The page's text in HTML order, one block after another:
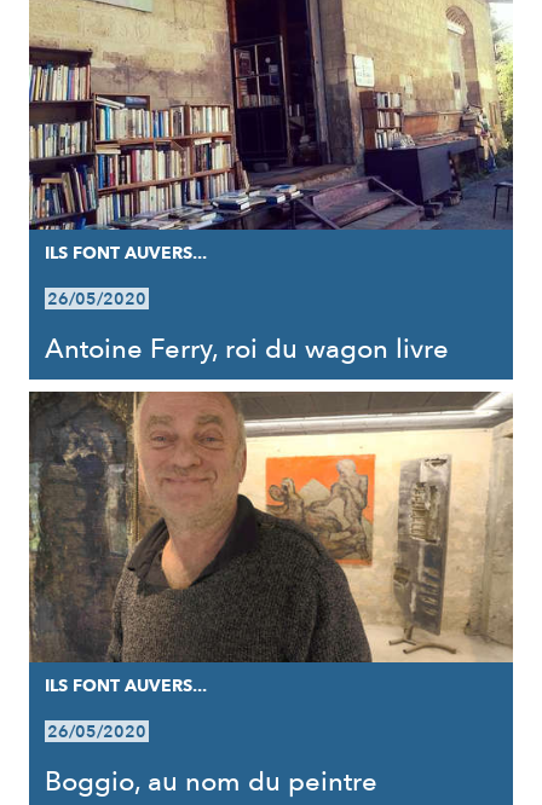
ILS FONT AUVERS...
26/05/2020
Antoine Ferry, roi du wagon livre
ILS FONT AUVERS...
26/05/2020
Boggio, au nom du peintre